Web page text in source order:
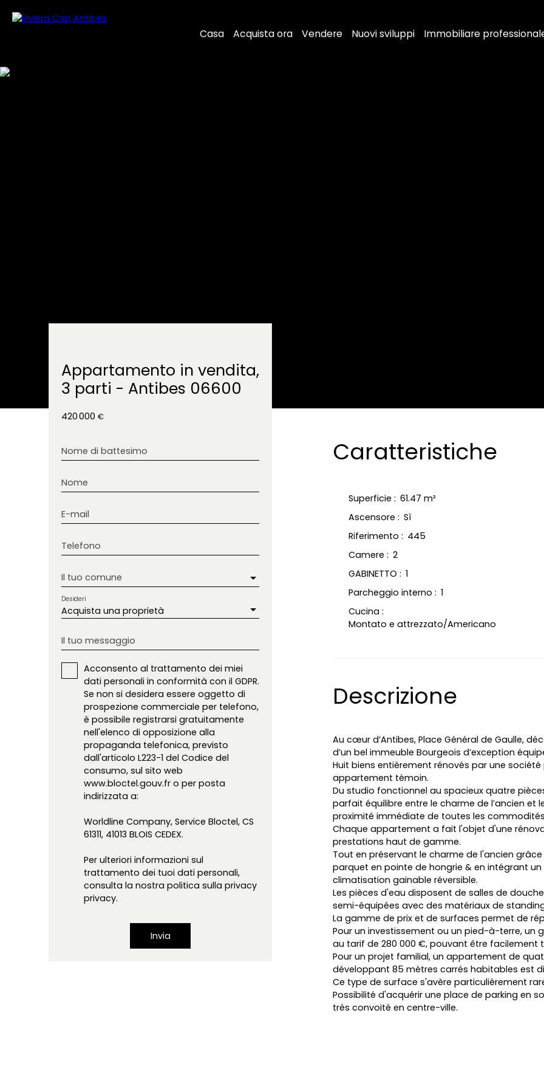
Casa Acquista ora Vendere Nuovi sviluppi Immobiliare
Appartamento in vendita,
3 parti - Antibes 06600
420 000 €
Nome di battesimo
Nome
E-mail
Telefono
Il tuo comune
Acquista una proprietà
Desideri
Il tuo messaggio
Acconsento al trattamento dei miei
dati personali in conformità con il GDPR.
Se non si desidera essere oggetto di
prospezione commerciale per telefono,
è possibile registrarsi gratuitamente
nell'elenco di opposizione alla
propaganda telefonica, previsto
dall'articolo L223-1 del Codice del
consumo, sul sito web
www.bloctel.gouv.fr o per posta
indirizzata a:
Worldline Company, Service Bloctel, CS
61311, 41013 BLOIS CEDEX.
Per ulteriori informazioni sul
trattamento dei tuoi dati personali,
consulta la nostra politica sulla privacy
privacy.
Invia
Caratteristiche
Superficie : 61.47 m²
Ascensore : Sì
Riferimento : 445
Camere : 2
GABINETTO : 1
Parcheggio interno : 1
Cucina :
Montato e attrezzato/Americano
Descrizione
Au cœur d’Antibes, Place Général de Gaulle,
d’un bel immeuble Bourgeois d’exception
Huit biens entièrement rénovés par une
appartement témoin.
Du studio fonctionnel au spacieux quatre
parfait équilibre entre le charme de l’ancien
proximité immédiate de toutes les
Chaque appartement a fait l'objet d'une
prestations haut de gamme.
Tout en préservant le charme de l'ancien
parquet en pointe de hongrie & en intégrant
climatisation gainable réversible.
Les pièces d'eau disposent de salles de
semi-équipées avec des matériaux de
La gamme de prix et de surfaces permet de
Pour un investissement ou un pied-à-terre,
au tarif de 280 000 €, pouvant être facilement
Pour un projet familial, un appartement de
développant 85 mètres carrés habitables est
Ce type de surface s'avère particulièrement
Possibilité d'acquérir une place de parking en
très convoité en centre-ville.